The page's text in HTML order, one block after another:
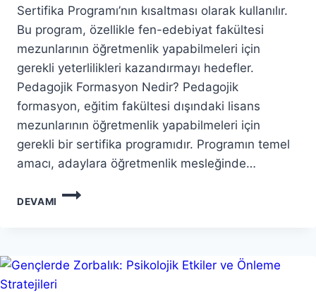
Sertifika Programı’nın kısaltması olarak kullanılır.
Bu program, özellikle fen-edebiyat fakültesi
mezunlarının öğretmenlik yapabilmeleri için
gerekli yeterlilikleri kazandırmayı hedefler.
Pedagojik Formasyon Nedir? Pedagojik
formasyon, eğitim fakültesi dışındaki lisans
mezunlarının öğretmenlik yapabilmeleri için
gerekli bir sertifika programıdır. Programın temel
amacı, adaylara öğretmenlik mesleğinde…
DEVAMI
FORMASYON